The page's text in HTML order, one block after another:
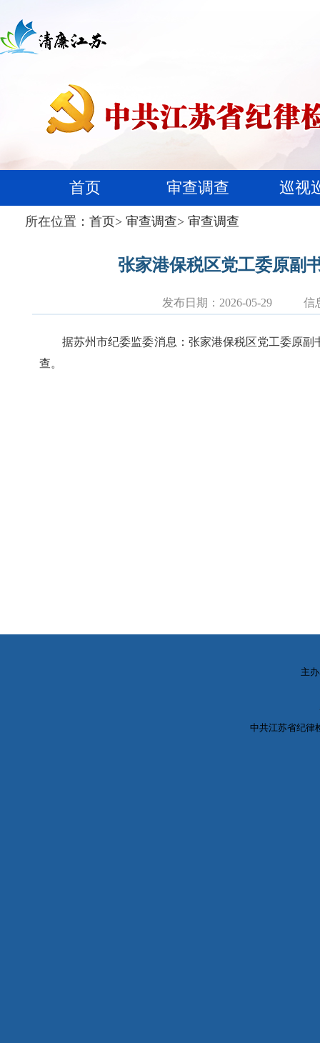
首页 审查调查 巡视
所在位置： 首页> 审查调查> 审查调查
张家港保税区党工委原副
发布日期：2026-05-29 信
据苏州市纪委监委消息：张家港保税区党工委原
查。
主
中共江苏省纪律